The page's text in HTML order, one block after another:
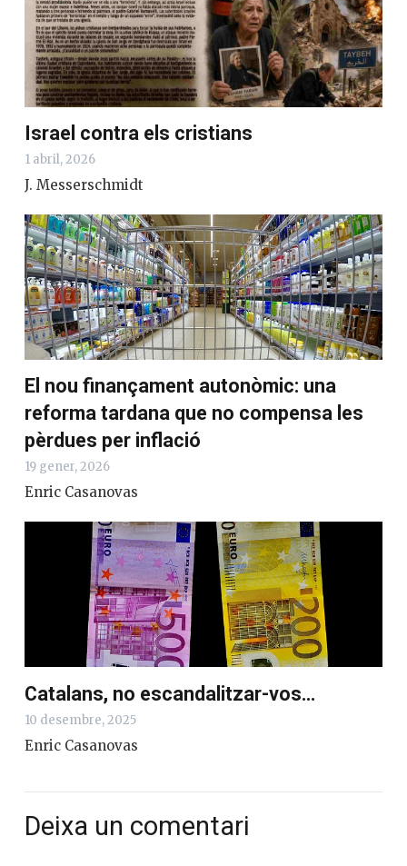
Israel contra els cristians
1 abril, 2026
J. Messerschmidt
El nou finançament autonòmic: una
reforma tardana que no compensa les
pèrdues per inflació
19 gener, 2026
Enric Casanovas
Catalans, no escandalitzar-vos…
10 desembre, 2025
Enric Casanovas
Deixa un comentari